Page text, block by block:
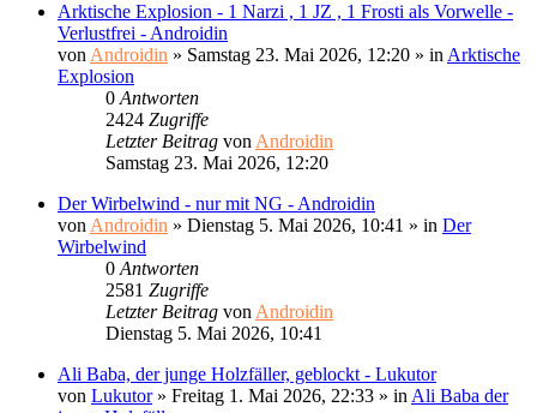
Arktische Explosion - 1 Narzi , 1 JZ , 1 Frosti als Vorwelle -
Verlustfrei - Androidin
vonAndroidin » Samstag 23. Mai 2026, 12:20 » inArktische
Explosion
0Antworten
2424 Zugriffe
Letzter Beitrag vonAndroidin
Samstag 23. Mai 2026, 12:20
Der Wirbelwind - nur mit NG - Androidin
vonAndroidin » Dienstag 5. Mai 2026, 10:41 » in Der
Wirbelwind
0Antworten
2581 Zugriffe
Letzter Beitrag vonAndroidin
Dienstag 5. Mai 2026, 10:41
Ali Baba, der junge Holzfäller, geblockt - Lukutor
von Lukutor» Freitag 1. Mai 2026, 22:33 » inAli Baba der